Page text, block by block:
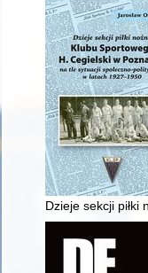
Dzieje sekcji